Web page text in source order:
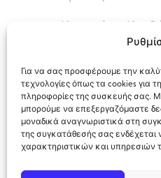
Για να σας προσφέρουμε την
τεχνολογίες όπως τα cookies για
πληροφορίες της συσκευής σας.
μπορούμε να επεξεργαζόμαστε
μοναδικά αναγνωριστικά στη
της συγκατάθεσής σας ενδέχεται
χαρακτηριστικών και υπηρεσιών
Καναπές –